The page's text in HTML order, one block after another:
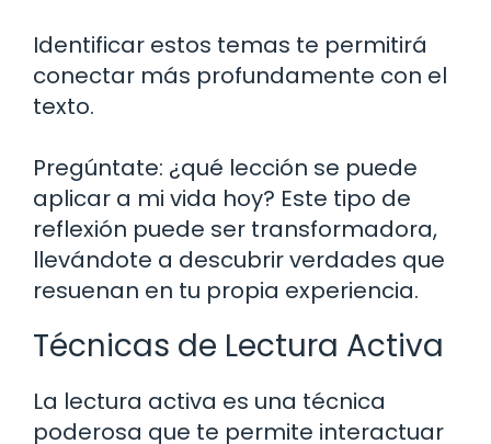
Identificar estos temas te permitirá
conectar más profundamente con el
texto.
Pregúntate: ¿qué lección se puede
aplicar a mi vida hoy? Este tipo de
reflexión puede ser transformadora,
llevándote a descubrir verdades que
resuenan en tu propia experiencia.
Técnicas de Lectura Activa
La lectura activa es una técnica
poderosa que te permite interactuar